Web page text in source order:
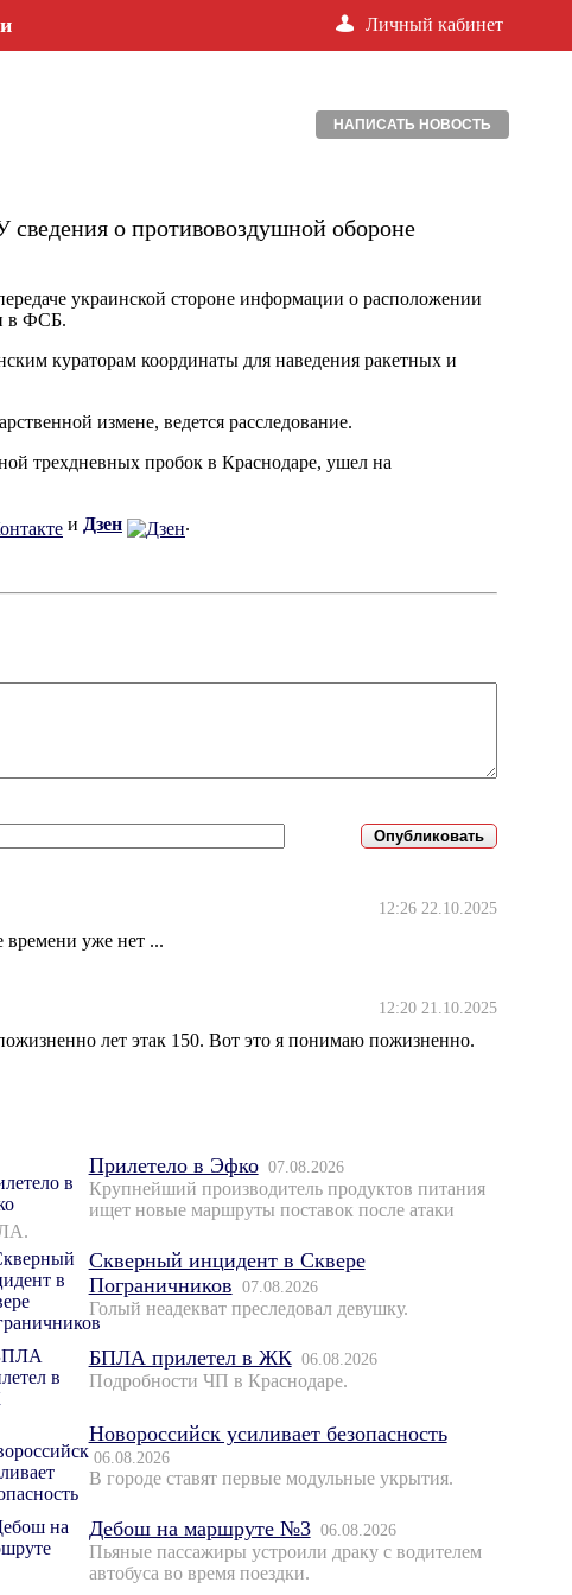
Личный кабинет
НАПИСАТЬ НОВОСТЬ
о противовоздушной обороне
украинской стороне информации о расположении
в ФСБ.
кураторам координаты для наведения ракетных и
измене, ведется расследование.
трехдневных пробок в Краснодаре, ушел на
и Дзен .
12:26 22.10.2025
времени уже нет ...
12:20 21.10.2025
лет этак 150. Вот это я понимаю пожизненно.
Прилетело в Эфко 07.08.2026
Крупнейший производитель продуктов питания
ищет новые маршруты поставок после атаки
Скверный инцидент в Сквере
Пограничников 07.08.2026
Голый неадекват преследовал девушку.
БПЛА прилетел в ЖК 06.08.2026
Подробности ЧП в Краснодаре.
Новороссийск усиливает безопасность
06.08.2026
В городе ставят первые модульные укрытия.
Дебош на маршруте №3 06.08.2026
Пьяные пассажиры устроили драку с водителем
автобуса во время поездки.